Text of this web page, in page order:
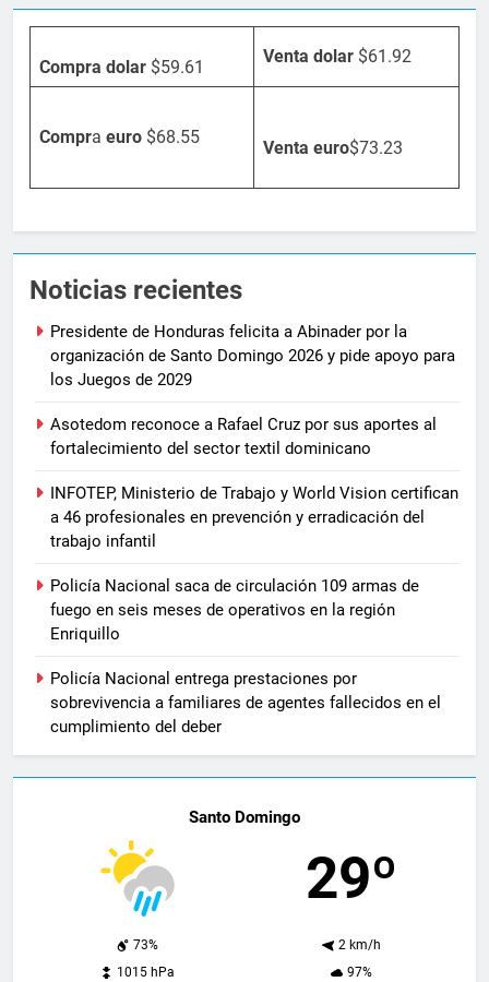
Compra dolar $59.61
Venta dolar $61.92
Compra euro $68.55
Venta euro$73.23
Noticias recientes
Presidente de Honduras felicita a Abinader por la
organización de Santo Domingo 2026 y pide apoyo para
los Juegos de 2029
Asotedom reconoce a Rafael Cruz por sus aportes al
fortalecimiento del sector textil dominicano
INFOTEP, Ministerio de Trabajo y World Vision certifican
a 46 profesionales en prevención y erradicación del
trabajo infantil
Policía Nacional saca de circulación 109 armas de
fuego en seis meses de operativos en la región
Enriquillo
Policía Nacional entrega prestaciones por
sobrevivencia a familiares de agentes fallecidos en el
cumplimiento del deber
Santo Domingo
29º
73%
2 km/h
1015 hPa
97%